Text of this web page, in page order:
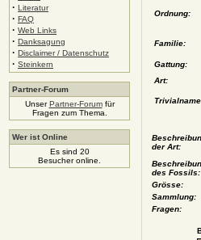
· Literatur
· FAQ
· Web Links
· Danksagung
· Disclaimer / Datenschutz
· Steinkern
Partner-Forum
UnserPartner-Forumfür
Fragen zum Thema.
Wer ist Online
Es sind 20
Besucher online.
Ordnung:
Familie:
Gattung:
Art:
der Art:
des Fossils:
Grösse:
Sammlung:
Fragen: